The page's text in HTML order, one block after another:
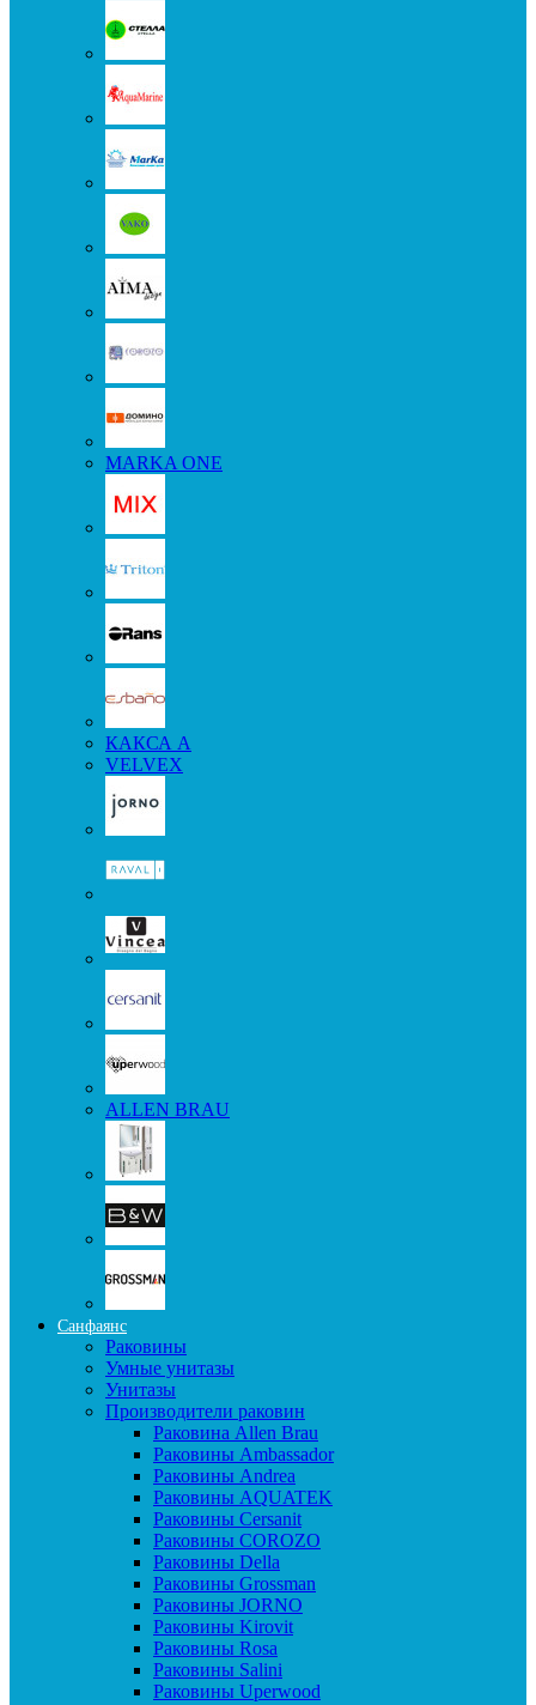
MARKA ONE
КАКСА А
VELVEX
ALLEN BRAU
Санфаянс
Раковины
Умные унитазы
Унитазы
Производители раковин
Раковина Allen Brau
Раковины Ambassador
Раковины Andrea
Раковины AQUATEK
Раковины Cersanit
Раковины COROZO
Раковины Della
Раковины Grossman
Раковины JORNO
Раковины Kirovit
Раковины Rosa
Раковины Salini
Раковины Uperwood